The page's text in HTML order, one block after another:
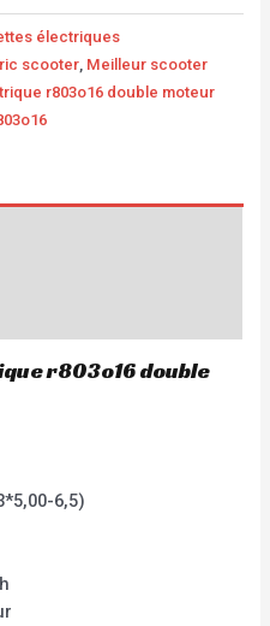
électriques
scooter Meilleur scooter
r803o16 double moteur
r803o16 double
6,5)